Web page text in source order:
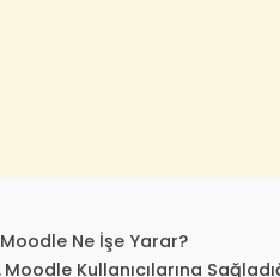
Moodle Ne İşe Yarar?
Moodle Kullanıcılarına